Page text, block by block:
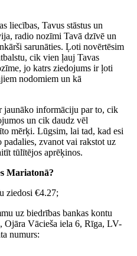
liecības, Tavus stāstus un
radio nozīmi Tavā dzīvē un
sarunāties. Ļoti novērtēsim
cik vien ļauj Tavas
jo katrs ziedojums ir ļoti
nodomiem un kā
jaunāko informāciju par to, cik
un cik daudz vēl
mērķi. Lūgsim, lai tad, kad esi
padalies, zvanot vai rakstot uz
tūlītējos aprēķinos.
Mariatonā?
ziedosi €4.27;
uz biedrības bankas kontu
Vācieša iela 6, Rīga, LV-
numurs: